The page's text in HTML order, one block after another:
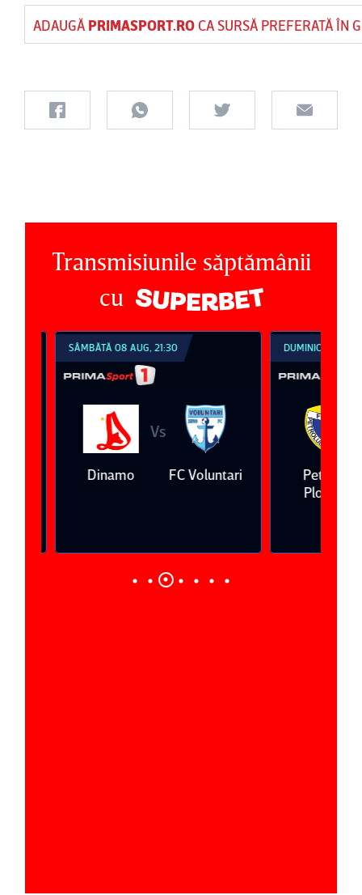
ADAUGĂ PRIMASPORT.ROCA SURSĂ PREFERATĂ ÎN
Transmisiunile săptămânii
cu
SÂMBĂTĂ 08 AUG, 21:30
Dinamo
Vs
FC Voluntari
DUMINICĂ 09 AUG,
Petrolul
Ploieşti